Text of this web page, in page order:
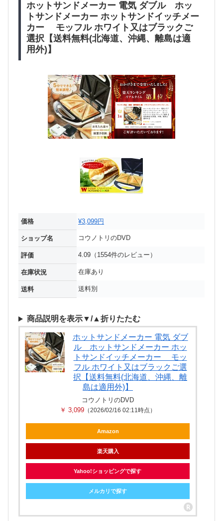
ホットサンドメーカー 電気 ダブル ホッ
トサンドメーカー ホットサンドイッチメー
カー モッフル ホワイト又はブラックご
選択【送料無料(北海道、沖縄、離島は適
用外)】
価格 ¥3,099円
ショップ名 コウノトリのDVD
評価 4.09（1554件のレビュー）
在庫状況 在庫あり
送料 送料別
商品説明を表示▼/▲折りたたむ
ホットサンドメーカー 電気 ダブ
ル ホットサンドメーカー ホッ
トサンドイッチメーカー モッ
フル ホワイト又はブラックご選
択【送料無料(北海道、沖縄、離
島は適用外)】
コウノトリのDVD
￥ 3,099 （2026/02/16 02:11時点）
Amazon
楽天購入
Yahoo!ショッピングで探す
メルカリで探す